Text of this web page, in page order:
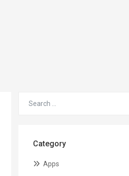
Category
Apps